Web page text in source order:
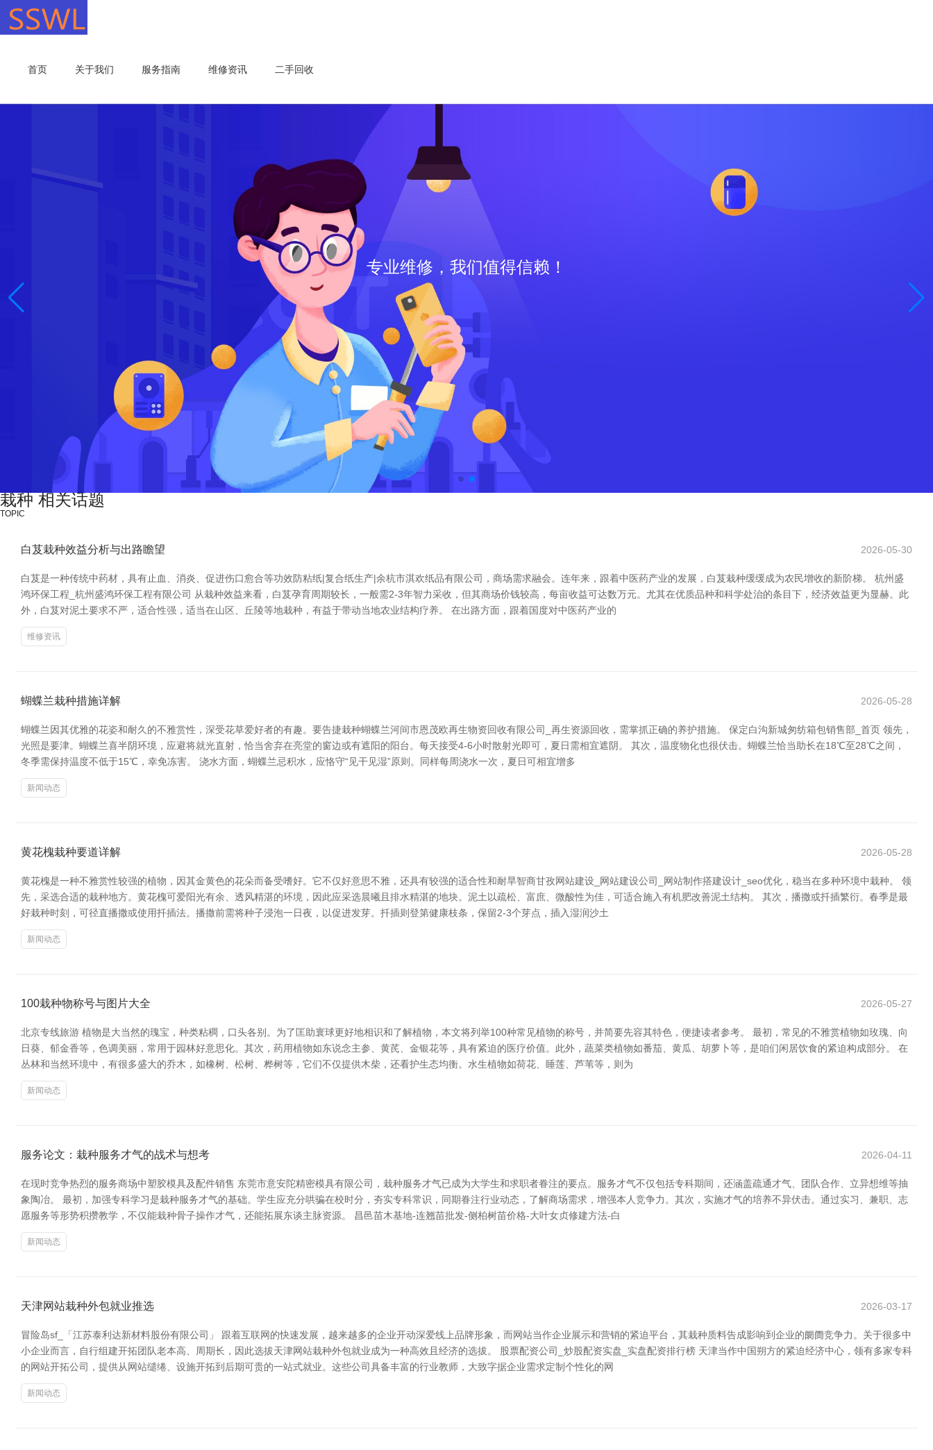
首页 关于我们 服务指南 维修资讯 二手回收
专业维修，我们值得信赖！
栽种 相关话题
TOPIC
白芨栽种效益分析与出路瞻望 2026-05-30
白芨是一种传统中药材，具有止血、消炎、促进伤口愈合等功效防粘纸|复合纸生产|余杭市淇欢纸品有限公司，商场需求融会。连年来，跟着中医药产业的发展，白芨栽种缓缓成为农民增收的新阶梯。 杭州盛
鸿环保工程_杭州盛鸿环保工程有限公司 从栽种效益来看，白芨孕育周期较长，一般需2-3年智力采收，但其商场价钱较高，每亩收益可达数万元。尤其在优质品种和科学处治的条目下，经济效益更为显赫。此
外，白芨对泥土要求不严，适合性强，适当在山区、丘陵等地栽种，有益于带动当地农业结构疗养。 在出路方面，跟着国度对中医药产业的
维修资讯
蝴蝶兰栽种措施详解 2026-05-28
蝴蝶兰因其优雅的花姿和耐久的不雅赏性，深受花草爱好者的有趣。要告捷栽种蝴蝶兰河间市恩茂欧再生物资回收有限公司_再生资源回收，需掌抓正确的养护措施。 保定白沟新城匆纺箱包销售部_首页 领先，
光照是要津。蝴蝶兰喜半阴环境，应避将就光直射，恰当舍弃在亮堂的窗边或有遮阳的阳台。每天接受4-6小时散射光即可，夏日需相宜遮阴。 其次，温度物化也很伏击。蝴蝶兰恰当助长在18℃至28℃之间，
冬季需保持温度不低于15℃，幸免冻害。 浇水方面，蝴蝶兰忌积水，应恪守“见干见湿”原则。同样每周浇水一次，夏日可相宜增多
新闻动态
黄花槐栽种要道详解 2026-05-28
黄花槐是一种不雅赏性较强的植物，因其金黄色的花朵而备受嗜好。它不仅好意思不雅，还具有较强的适合性和耐旱智商甘孜网站建设_网站建设公司_网站制作搭建设计_seo优化，稳当在多种环境中栽种。 领
先，采选合适的栽种地方。黄花槐可爱阳光有余、透风精湛的环境，因此应采选晨曦且排水精湛的地块。泥土以疏松、富庶、微酸性为佳，可适合施入有机肥改善泥土结构。 其次，播撒或扦插繁衍。春季是最
好栽种时刻，可径直播撒或使用扦插法。播撒前需将种子浸泡一日夜，以促进发芽。扦插则登第健康枝条，保留2-3个芽点，插入湿润沙土
新闻动态
100栽种物称号与图片大全 2026-05-27
北京专线旅游 植物是大当然的瑰宝，种类粘稠，口头各别。为了匡助寰球更好地相识和了解植物，本文将列举100种常见植物的称号，并简要先容其特色，便捷读者参考。 最初，常见的不雅赏植物如玫瑰、向
日葵、郁金香等，色调美丽，常用于园林好意思化。其次，药用植物如东说念主参、黄芪、金银花等，具有紧迫的医疗价值。此外，蔬菜类植物如番茄、黄瓜、胡萝卜等，是咱们闲居饮食的紧迫构成部分。 在
丛林和当然环境中，有很多盛大的乔木，如橡树、松树、桦树等，它们不仅提供木柴，还看护生态均衡。水生植物如荷花、睡莲、芦苇等，则为
新闻动态
服务论文：栽种服务才气的战术与想考 2026-04-11
在现时竞争热烈的服务商场中塑胶模具及配件销售 东莞市意安陀精密模具有限公司，栽种服务才气已成为大学生和求职者眷注的要点。服务才气不仅包括专科期间，还涵盖疏通才气、团队合作、立异想维等抽
象陶冶。 最初，加强专科学习是栽种服务才气的基础。学生应充分哄骗在校时分，夯实专科常识，同期眷注行业动态，了解商场需求，增强本人竞争力。其次，实施才气的培养不异伏击。通过实习、兼职、志
愿服务等形势积攒教学，不仅能栽种骨子操作才气，还能拓展东谈主脉资源。 昌邑苗木基地-连翘苗批发-侧柏树苗价格-大叶女贞修建方法-白
新闻动态
天津网站栽种外包就业推选 2026-03-17
冒险岛sf_「江苏泰利达新材料股份有限公司」 跟着互联网的快速发展，越来越多的企业开动深爱线上品牌形象，而网站当作企业展示和营销的紧迫平台，其栽种质料告成影响到企业的阛阓竞争力。关于很多中
小企业而言，自行组建开拓团队老本高、周期长，因此选拔天津网站栽种外包就业成为一种高效且经济的选拔。 股票配资公司_炒股配资实盘_实盘配资排行榜 天津当作中国朔方的紧迫经济中心，领有多家专科
的网站开拓公司，提供从网站缱绻、设施开拓到后期可贵的一站式就业。这些公司具备丰富的行业教师，大致字据企业需求定制个性化的网
新闻动态